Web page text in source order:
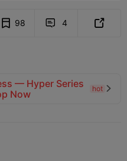
98  4 
— Hyper Series
Now
hot 